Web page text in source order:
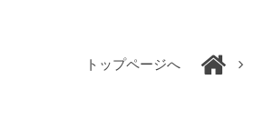
トップページへ